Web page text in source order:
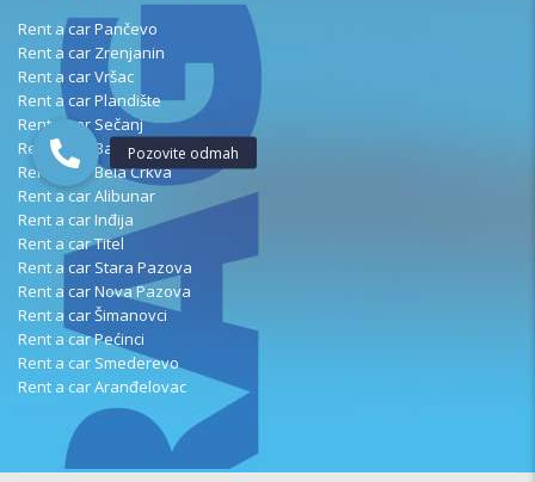
Rent a car Pančevo
Rent a car Zrenjanin
Rent a car Vršac
Rent a car Plandište
Rent a car Sečanj
Rent a car Banatsko Novo Selo
Rent a car Bela Crkva
Rent a car Alibunar
Rent a car Inđija
Rent a car Titel
Rent a car Stara Pazova
Rent a car Nova Pazova
Rent a car Šimanovci
Rent a car Pećinci
Rent a car Smederevo
Rent a car Aranđelovac